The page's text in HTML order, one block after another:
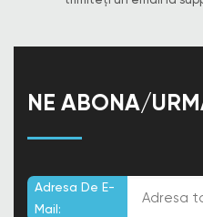
NE ABONA/
Adresa De E-
Mail: